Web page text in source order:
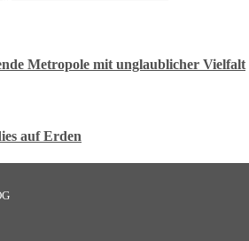
Metropole mit unglaublicher Vielfalt
auf Erden